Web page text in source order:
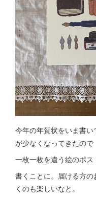
今年の年賀状をいま書
が少なくなってきたので
一枚一枚を違う絵のポ
書くことに。届ける方
くのも楽しいなと。